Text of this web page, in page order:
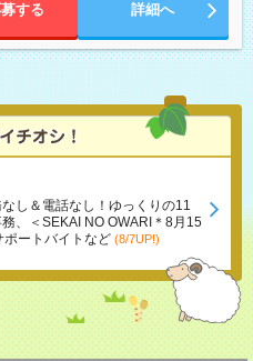
する 詳細へ
なし＆電話なし！ゆっくりの11
、＜SEKAI NO OWARI＊8月15
ポートバイトなど (8/7UP!)